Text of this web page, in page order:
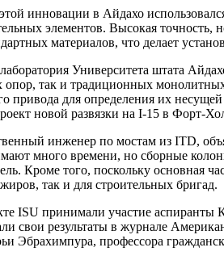
инновации в Айдахо
элементов. Высокая точность,
материалов, что делает
Университета штата
так и традиционных
привода для определения их
новой развязки на I-15 в Форт-
инженер по мостам из ITD,
много времени, но сборные
Кроме того, поскольку основная
так и для строительных бригад.
ISU принимали участие
свои результаты в журнале
Эбрахимпура, профессора